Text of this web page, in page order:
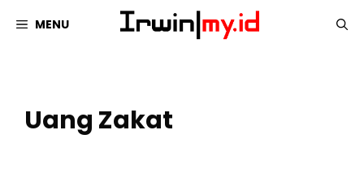
MENU
Uang Zakat